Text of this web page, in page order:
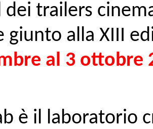
dei trailers
giunto alla XIII
al 3 ottobre
è il laboratorio